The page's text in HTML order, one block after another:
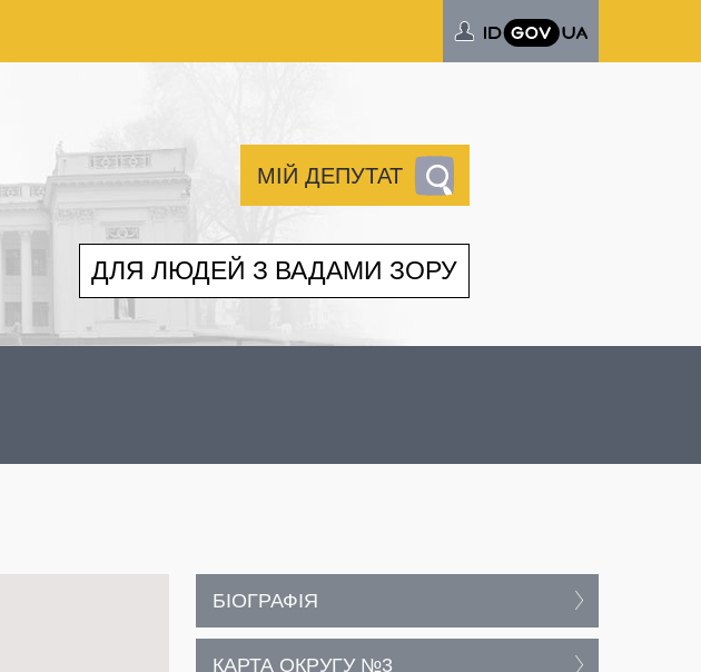
МІЙ ДЕПУТАТ
ДЛЯ ЛЮДЕЙ З ВАДАМИ ЗОРУ
БІОГРАФІЯ
КАРТА ОКРУГУ №3